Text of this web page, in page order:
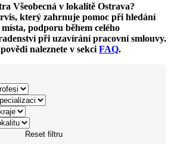
Všeobecná v lokalitě Ostrava?
který zahrnuje pomoc při hledání
podporu během celého
při uzavírání pracovní smlouvy.
naleznete v sekci FAQ.
Reset filtru